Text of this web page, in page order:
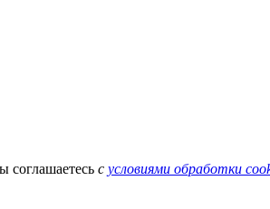
с условиями обработки